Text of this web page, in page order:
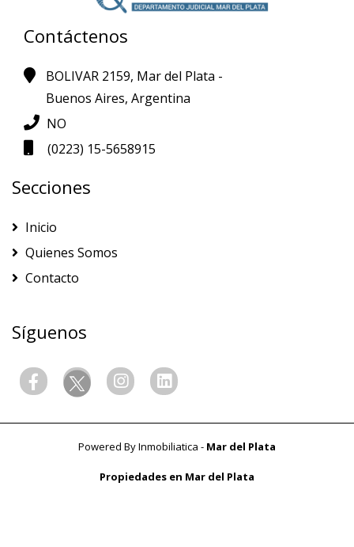
Contáctenos
BOLIVAR 2159, Mar del Plata -
Buenos Aires, Argentina
NO
(0223) 15-5658915
Secciones
Inicio
Quienes Somos
Contacto
Síguenos
Powered ByInmobiliatica - Mar del Plata
Propiedades en Mar del Plata